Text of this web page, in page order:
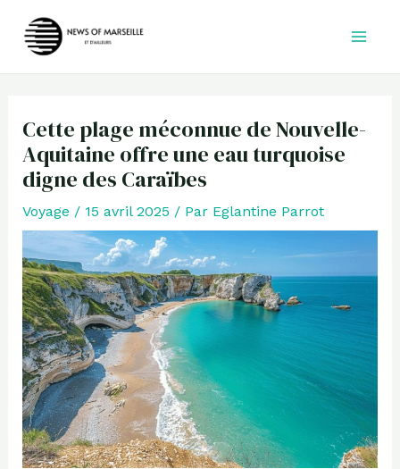
Cette plage méconnue de Nouvelle-
Aquitaine offre une eau turquoise
digne des Caraïbes
Voyage / 15 avril 2025 / Par Eglantine Parrot